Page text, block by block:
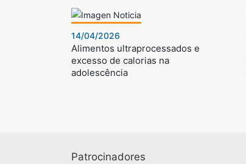
14/04/2026
Alimentos ultraprocessados e
excesso de calorias na
adolescência
Patrocinadores